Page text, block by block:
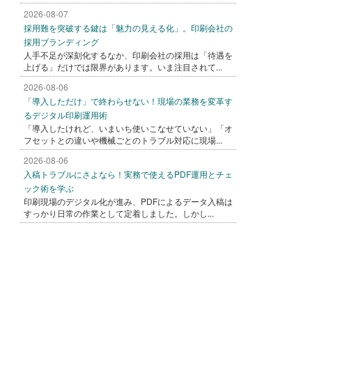
2026-08-07
採用難を突破する鍵は「魅力の見える化」。印刷会社の
採用ブランディング
人手不足が深刻化するなか、印刷会社の採用は「待遇を
上げる」だけでは限界があります。いま注目されて...
2026-08-06
「導入しただけ」で終わらせない！現場の業務を変革す
るデジタル印刷運用術
「導入したけれど、いまいち使いこなせていない」「オ
フセットとの違いや機械ごとのトラブル対応に現場...
2026-08-06
入稿トラブルにさよなら！実務で使えるPDF運用とチェ
ック術を学ぶ
印刷現場のデジタル化が進み、PDFによるデータ入稿は
すっかり日常の作業として定着しました。しかし...